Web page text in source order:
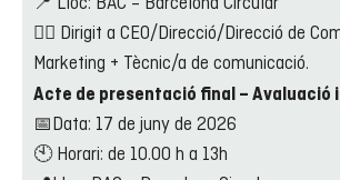
👉🏼 Dirigit a CEO/Direcció/Direcció de
Marketing + Tècnic/a de comunicació.
Acte de presentació final – Avaluació
📅Data: 17 de juny de 2026
🕙 Horari: de 10.00 h a 13h